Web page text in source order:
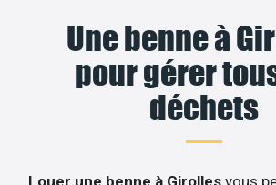
Une benne à
pour gérer
déchets
Louer une benne à Girolles vous